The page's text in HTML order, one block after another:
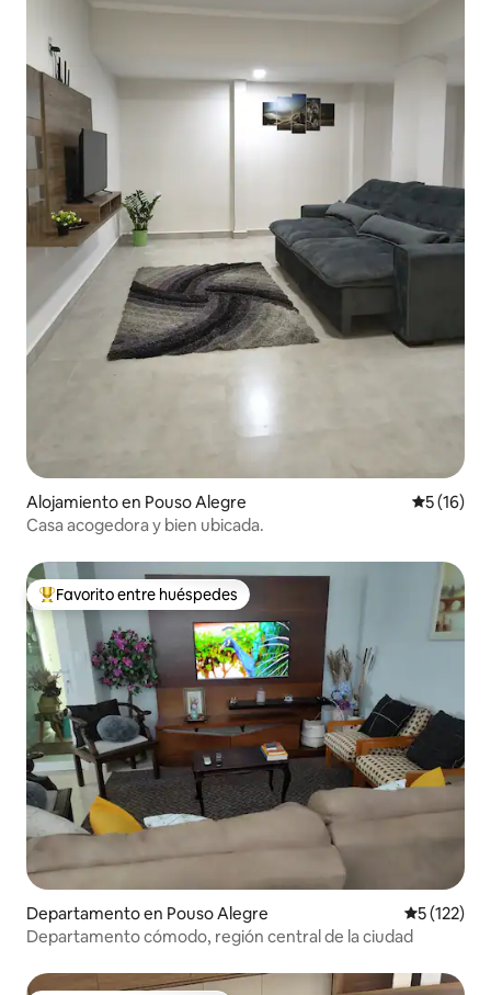
Alojamiento en Pouso Alegre
5 (16)
Casa acogedora y bien ubicada.
Favorito entre los huéspedes más destacados
Favorito entre huéspedes
Departamento en Pouso Alegre
5 (122)
Departamento cómodo, región central de la ciudad